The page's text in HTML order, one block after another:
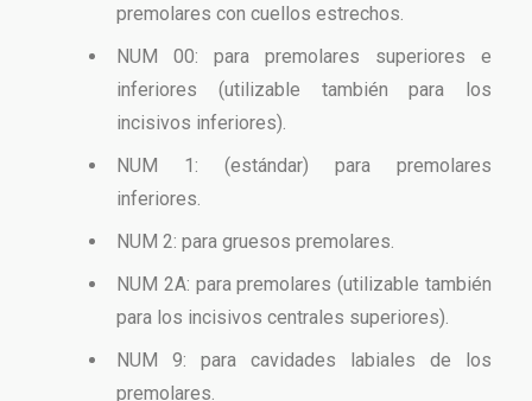
premolares con cuellos estrechos.
NUM 00: para premolares superiores e
inferiores (utilizable también para los
incisivos inferiores).
NUM 1: (estándar) para premolares
inferiores.
NUM 2: para gruesos premolares.
NUM 2A: para premolares (utilizable también
para los incisivos centrales superiores).
NUM 9: para cavidades labiales de los
premolares.